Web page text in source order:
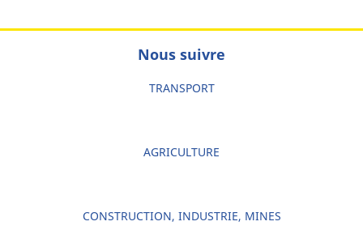
Nous suivre
TRANSPORT
AGRICULTURE
CONSTRUCTION, INDUSTRIE, MINES